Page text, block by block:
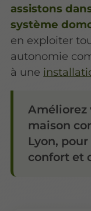
assistons
système
en exploiter
autonomie
à une
Améliorez
maison
Lyon,
confort et